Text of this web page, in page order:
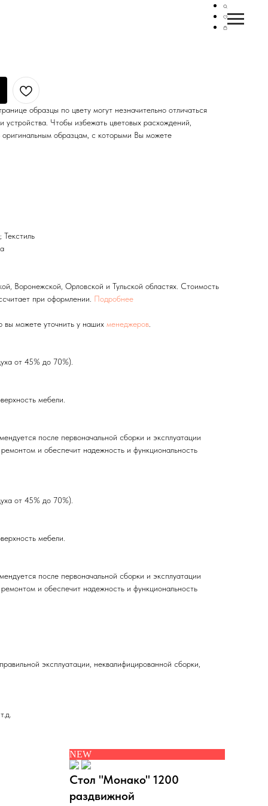
образцы по цвету могут незначительно отличаться
устройства. Чтобы избежать цветовых расхождений,
образцам, с которыми Вы можете
Текстиль
Воронежской, Орловской и Тульской областях. Стоимость
при оформлении. Подробнее
можете уточнить у наших менеджеров
от 45% до 70%).
мебели.
после первоначальной сборки и эксплуатации
и обеспечит надежность и функциональность
от 45% до 70%).
мебели.
после первоначальной сборки и эксплуатации
и обеспечит надежность и функциональность
эксплуатации, неквалифицированной сборки,
NEW
Стол "Монако" 1200
раздвижной